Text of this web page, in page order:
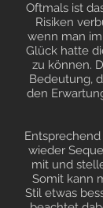
Oftmals ist
Risiken
wenn man
Glück hatte
zu können.
Bedeutung,
den
wieder
mit und
Somit kann
Stil etwas